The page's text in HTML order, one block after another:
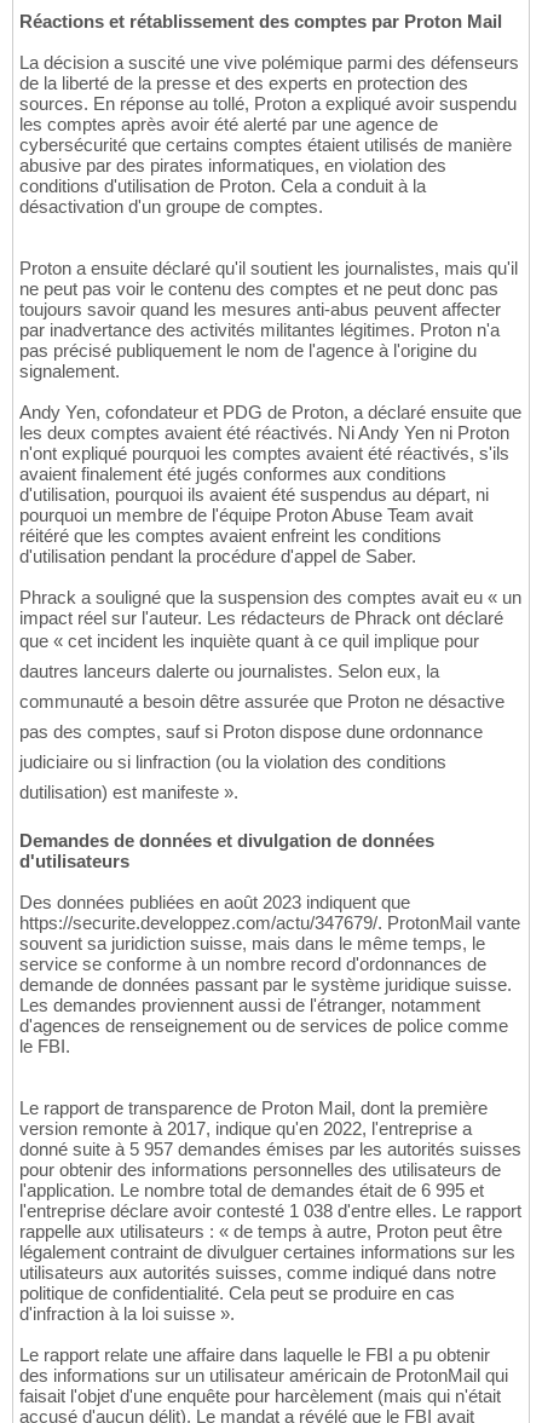
Réactions et rétablissement des comptes par Proton Mail
La décision a suscité une vive polémique parmi des défenseurs
de la liberté de la presse et des experts en protection des
sources. En réponse au tollé, Proton a expliqué avoir suspendu
les comptes après avoir été alerté par une agence de
cybersécurité que certains comptes étaient utilisés de manière
abusive par des pirates informatiques, en violation des
conditions d'utilisation de Proton. Cela a conduit à la
désactivation d'un groupe de comptes.
Proton a ensuite déclaré qu'il soutient les journalistes, mais qu'il
ne peut pas voir le contenu des comptes et ne peut donc pas
toujours savoir quand les mesures anti-abus peuvent affecter
par inadvertance des activités militantes légitimes. Proton n'a
pas précisé publiquement le nom de l'agence à l'origine du
signalement.
Andy Yen, cofondateur et PDG de Proton, a déclaré ensuite que
les deux comptes avaient été réactivés. Ni Andy Yen ni Proton
n'ont expliqué pourquoi les comptes avaient été réactivés, s'ils
avaient finalement été jugés conformes aux conditions
d'utilisation, pourquoi ils avaient été suspendus au départ, ni
pourquoi un membre de l'équipe Proton Abuse Team avait
réitéré que les comptes avaient enfreint les conditions
d'utilisation pendant la procédure d'appel de Saber.
Phrack a souligné que la suspension des comptes avait eu « un
impact réel sur l'auteur. Les rédacteurs de Phrack ont déclaré
que « cet incident les inquiète quant à ce quil implique pour
dautres lanceurs dalerte ou journalistes. Selon eux, la
communauté a besoin dêtre assurée que Proton ne désactive
pas des comptes, sauf si Proton dispose dune ordonnance
judiciaire ou si linfraction (ou la violation des conditions
dutilisation) est manifeste ».
Demandes de données et divulgation de données
d'utilisateurs
Des données publiées en août 2023 indiquent que
https://securite.developpez.com/actu/347679/. ProtonMail vante
souvent sa juridiction suisse, mais dans le même temps, le
service se conforme à un nombre record d'ordonnances de
demande de données passant par le système juridique suisse.
Les demandes proviennent aussi de l'étranger, notamment
d'agences de renseignement ou de services de police comme
le FBI.
Le rapport de transparence de Proton Mail, dont la première
version remonte à 2017, indique qu'en 2022, l'entreprise a
donné suite à 5 957 demandes émises par les autorités suisses
pour obtenir des informations personnelles des utilisateurs de
l'application. Le nombre total de demandes était de 6 995 et
l'entreprise déclare avoir contesté 1 038 d'entre elles. Le rapport
rappelle aux utilisateurs : « de temps à autre, Proton peut être
légalement contraint de divulguer certaines informations sur les
utilisateurs aux autorités suisses, comme indiqué dans notre
politique de confidentialité. Cela peut se produire en cas
d'infraction à la loi suisse ».
Le rapport relate une affaire dans laquelle le FBI a pu obtenir
des informations sur un utilisateur américain de ProtonMail qui
faisait l'objet d'une enquête pour harcèlement (mais qui n'était
accusé d'aucun délit). Le mandat a révélé que le FBI avait